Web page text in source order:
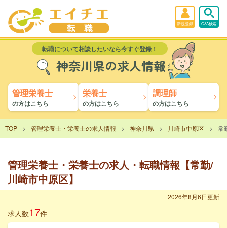
新規登録 Q&A検索
転職について相談したいなら今すぐ登録！
神奈川県の求人情報
管理栄養士
の方はこちら
栄養士
の方はこちら
調理師
の方はこちら
TOP 管理栄養士・栄養士の求人情報 神奈川県 川崎市中原区 常
管理栄養士・栄養士の求人・転職情報【常勤/
川崎市中原区】
2026年8月6日更新
求人数17件